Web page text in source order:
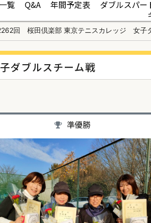
覧 Q&A 年間予定表
ダブルスパー
回 桜田倶楽部 東京テニスカレッジ 女子
ダブルスチーム戦
準優勝